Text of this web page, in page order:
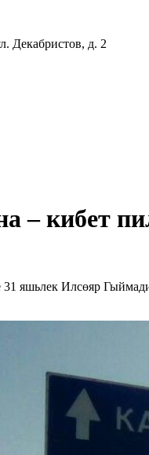
Декабристов, д. 2
– кибет
яшьлек Илсөяр